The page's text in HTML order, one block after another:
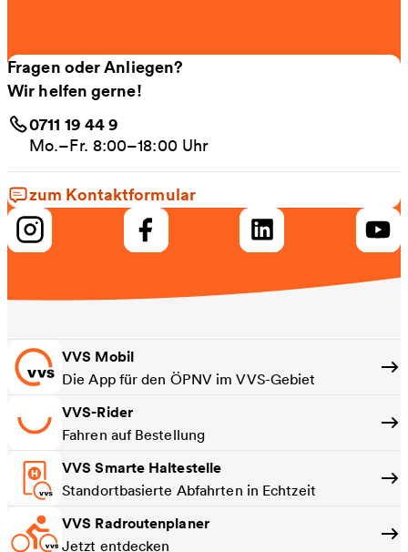
Fragen oder Anliegen?
Wir helfen gerne!
0711 19 44 9
Mo.–Fr. 8:00–18:00 Uhr
zum Kontaktformular
VVS Mobil
Die App für den ÖPNV im VVS-Gebiet
VVS-Rider
Fahren auf Bestellung
VVS Smarte Haltestelle
Standortbasierte Abfahrten in Echtzeit
VVS Radroutenplaner
Jetzt entdecken